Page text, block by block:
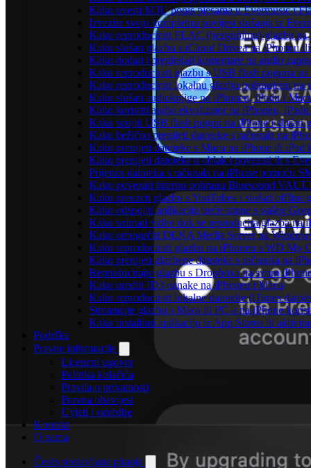
Kako uvesti M3U popis pjesama u Evermusic i
Izvezite svoju kompletnu povijest slušanja iz
Kako reproducirati FLAC (bezgubitnu) glazbu na
Kako slušati glazbu s iCloud Drivea na iPhoneu
Kako dodati i pregledati komentare na audio
Kako reproducirati glazbu s USB flash pogona
Kako reproducirati lokalnu glazbu pohranjenu na
Kako slušati audioknjige na iPhoneu, iPadu i
Kako koristiti audio ekvalizator na iPhoneu,
Kako spojiti USB flash pogon na iPhone i slušati
Kako bežično prenijeti datoteke s računala na
Kako prenijeti datoteke s Maca na iPhone ili iPad
Kako prenijeti datoteke u oblak i povezati ih s
Prijenos datoteka s računala na iPhone pomoću
Kako povezati internu pohranu Bluesound
Kako preuzeti glazbu s YouTubea i slušati offline
Kako odspojiti aplikaciju treće strane s vašeg
Kako snimati video dok se reproducira glazba na
Kako omogućiti DLNA Media Server na
Kako reproducirati glazbu na iPhoneu s WD My
Kako prenijeti glazbene datoteke s računala na
Reproducirajte glazbu s Dropboxa na svom
Kako urediti ID3 oznake na iPhoneu i Macu
Kako reproducirati lokalne datoteke (iTunes
Streamajte glazbu s Maca ili PC-a na iPhone
Kako instalirati aplikaciju iz App Storea ili
Podrška
Pravne informacije
Licencni ugovor
Politika kolačića
Pravila o privatnosti
Pravna obavijest
Uvjeti i odredbe
Kontakt
O nama
Često postavljana pitanja